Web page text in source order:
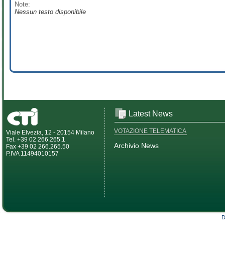
Note:
Nessun testo disponibile
Viale Elvezia, 12 - 20154 Milano
Tel. +39 02 266.265.1
Fax +39 02 266.265.50
P.IVA 11494010157
Latest News
VOTAZIONE TELEMATICA
Archivio News